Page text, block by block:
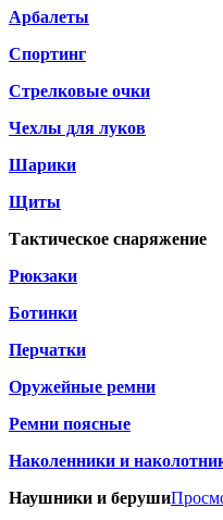
Арбалеты
Спортинг
Стрелковые очки
Чехлы для луков
Шарики
Щиты
Тактическое снаряжение
Рюкзаки
Ботинки
Перчатки
Оружейные ремни
Ремни поясные
Наколенники и
Наушники и беруши